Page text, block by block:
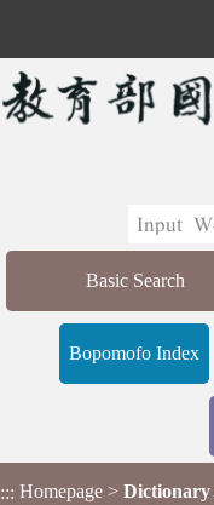
Basic Search
Bopomofo Index
::: Homepage > Dictionary